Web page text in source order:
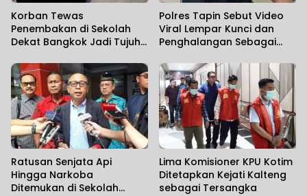
Korban Tewas
Penembakan di Sekolah
Dekat Bangkok Jadi Tujuh
Polres Tapin Sebut Video
Viral Lempar Kunci dan
Penghalangan Sebagai
Ratusan Senjata Api
Hingga Narkoba
Ditemukan di Sekolah
Lima Komisioner KPU Kotim
Ditetapkan Kejati Kalteng
sebagai Tersangka